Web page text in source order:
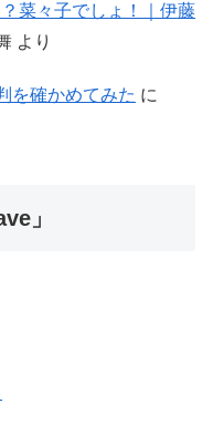
菜々子でしょ！｜伊藤
より
を確かめてみた に
」